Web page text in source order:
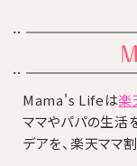
Mama's Lifeは楽
ママやパパの生活
デアを、楽天ママ